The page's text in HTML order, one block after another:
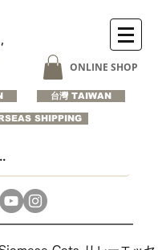
ONLINE SHOP
台灣 TAIWAN
SHIPPING